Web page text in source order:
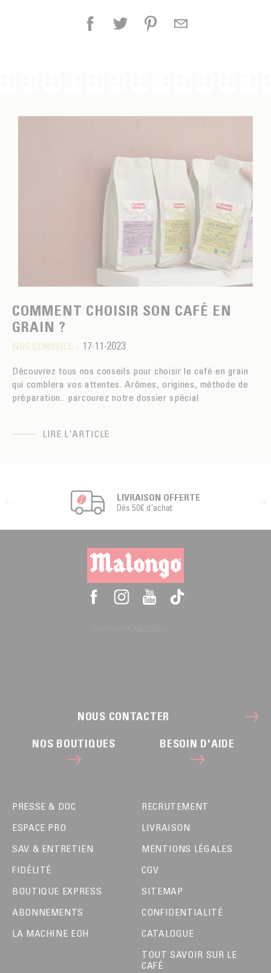
COMMENT CHOISIR SON CAFÉ EN
GRAIN ?
NOS CONSEILS - 17·11·2023
Découvrez tous nos conseils pour choisir le café en grain
qui comblera vos attentes. Arômes, origines, méthode de
préparation.. parcourez notre dossier spécial
LIRE L'ARTICLE
LIVRAISON OFFERTE
Dès 50€ d'achat
NOUS CONTACTER
NOS BOUTIQUES BESOIN D'AIDE
PRESSE & DOC
ESPACE PRO
SAV & ENTRETIEN
FIDÉLITÉ
BOUTIQUE EXPRESS
ABONNEMENTS
LA MACHINE EOH
RECRUTEMENT
LIVRAISON
MENTIONS LÉGALES
CGV
SITEMAP
CONFIDENTIALITÉ
CATALOGUE
TOUT SAVOIR SUR LE
CAFÉ